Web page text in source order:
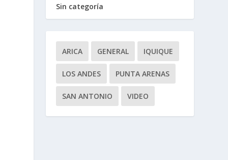
Sin categoría
ARICA GENERAL IQUIQUE
LOS ANDES PUNTA ARENAS
SAN ANTONIO VIDEO